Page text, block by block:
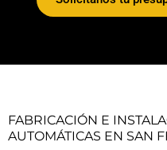
FABRICACIÓN E
AUTOMÁTICAS EN SAN